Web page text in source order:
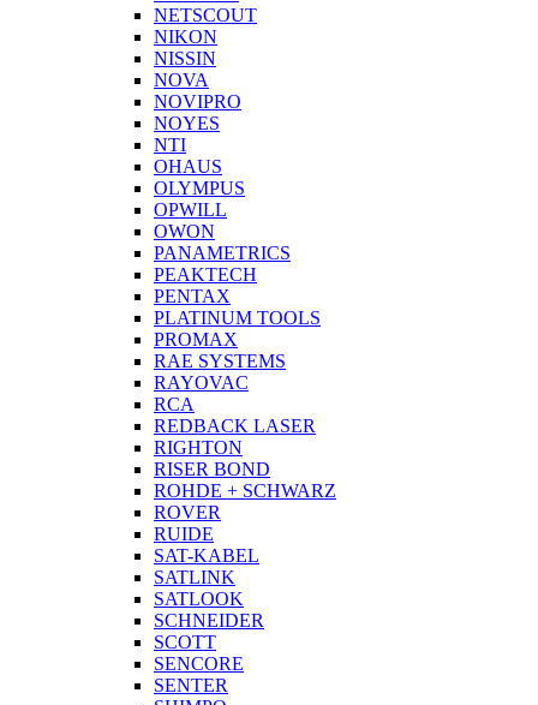
NETSCOUT
NIKON
NISSIN
NOVA
NOVIPRO
NOYES
NTI
OHAUS
OLYMPUS
OPWILL
OWON
PANAMETRICS
PEAKTECH
PENTAX
PLATINUM TOOLS
PROMAX
RAE SYSTEMS
RAYOVAC
RCA
REDBACK LASER
RIGHTON
RISER BOND
ROHDE + SCHWARZ
ROVER
RUIDE
SAT-KABEL
SATLINK
SATLOOK
SCHNEIDER
SCOTT
SENCORE
SENTER